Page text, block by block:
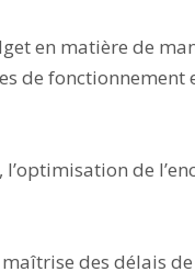
en matière de
de fonctionnement
l’optimisation de
des délais